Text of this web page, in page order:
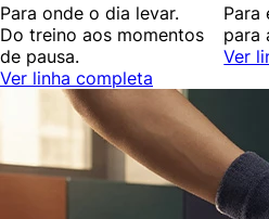
Para onde o dia levar.
Do treino aos momentos
de pausa.
Ver linha completa
Para
para
Ver